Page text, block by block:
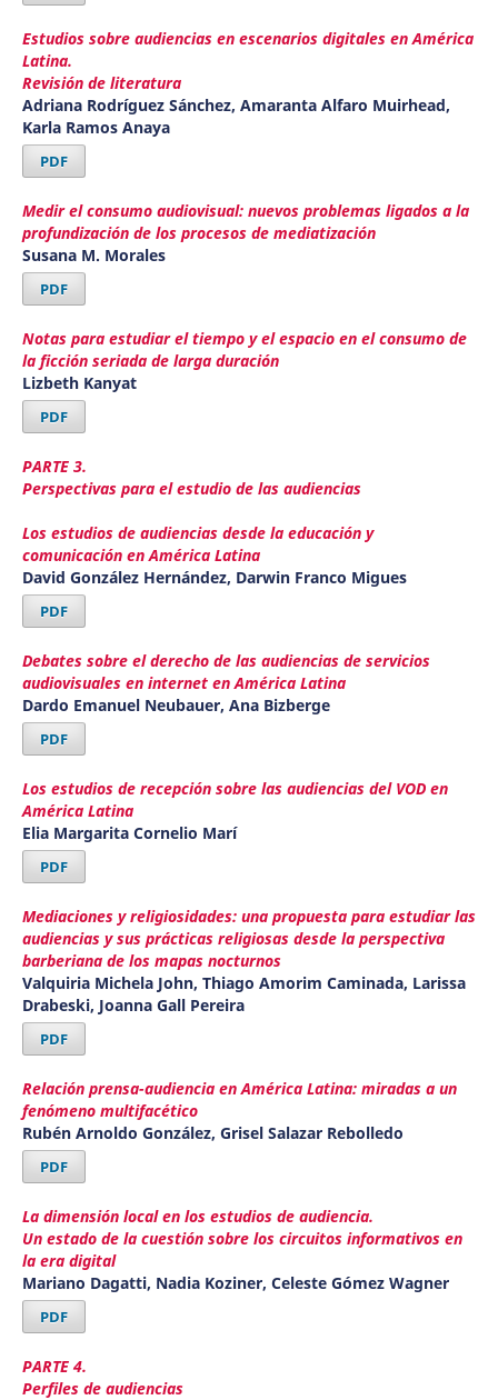
Estudios sobre audiencias en escenarios digitales en América
Latina.
Revisión de literatura
Adriana Rodríguez Sánchez, Amaranta Alfaro Muirhead,
Karla Ramos Anaya
PDF
Medir el consumo audiovisual: nuevos problemas ligados a la
profundización de los procesos de mediatización
Susana M. Morales
PDF
Notas para estudiar el tiempo y el espacio en el consumo de
la ficción seriada de larga duración
Lizbeth Kanyat
PDF
PARTE 3.
Perspectivas para el estudio de las audiencias
Los estudios de audiencias desde la educación y
comunicación en América Latina
David González Hernández, Darwin Franco Migues
PDF
Debates sobre el derecho de las audiencias de servicios
audiovisuales en internet en América Latina
Dardo Emanuel Neubauer, Ana Bizberge
PDF
Los estudios de recepción sobre las audiencias del VOD en
América Latina
Elia Margarita Cornelio Marí
PDF
Mediaciones y religiosidades: una propuesta para estudiar las
audiencias y sus prácticas religiosas desde la perspectiva
barberiana de los mapas nocturnos
Valquiria Michela John, Thiago Amorim Caminada, Larissa
Drabeski, Joanna Gall Pereira
PDF
Relación prensa-audiencia en América Latina: miradas a un
fenómeno multifacético
Rubén Arnoldo González, Grisel Salazar Rebolledo
PDF
La dimensión local en los estudios de audiencia.
Un estado de la cuestión sobre los circuitos informativos en
la era digital
Mariano Dagatti, Nadia Koziner, Celeste Gómez Wagner
PDF
PARTE 4.
Perfiles de audiencias